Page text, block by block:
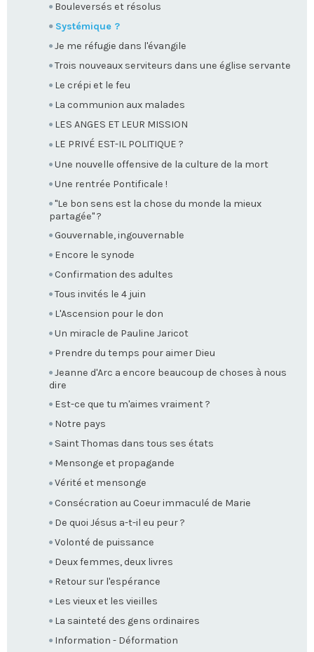
Bouleversés et résolus
Systémique ?
Je me réfugie dans l'évangile
Trois nouveaux serviteurs dans une église servante
Le crépi et le feu
La communion aux malades
LES ANGES ET LEUR MISSION
LE PRIVÉ EST-IL POLITIQUE ?
Une nouvelle offensive de la culture de la mort
Une rentrée Pontificale !
"Le bon sens est la chose du monde la mieux
partagée" ?
Gouvernable, ingouvernable
Encore le synode
Confirmation des adultes
Tous invités le 4 juin
L'Ascension pour le don
Un miracle de Pauline Jaricot
Prendre du temps pour aimer Dieu
Jeanne d'Arc a encore beaucoup de choses à nous
dire
Est-ce que tu m'aimes vraiment ?
Notre pays
Saint Thomas dans tous ses états
Mensonge et propagande
Vérité et mensonge
Consécration au Coeur immaculé de Marie
De quoi Jésus a-t-il eu peur ?
Volonté de puissance
Deux femmes, deux livres
Retour sur l'espérance
Les vieux et les vieilles
La sainteté des gens ordinaires
Information - Déformation